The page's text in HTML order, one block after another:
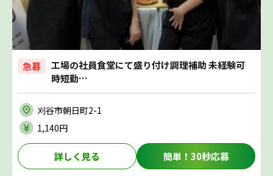
急募
工場の社員食堂にて盛り付け調理補助 未経験可
時短勤…
刈谷市朝日町2-1
1,140円
詳しく見る 簡単！30秒応募